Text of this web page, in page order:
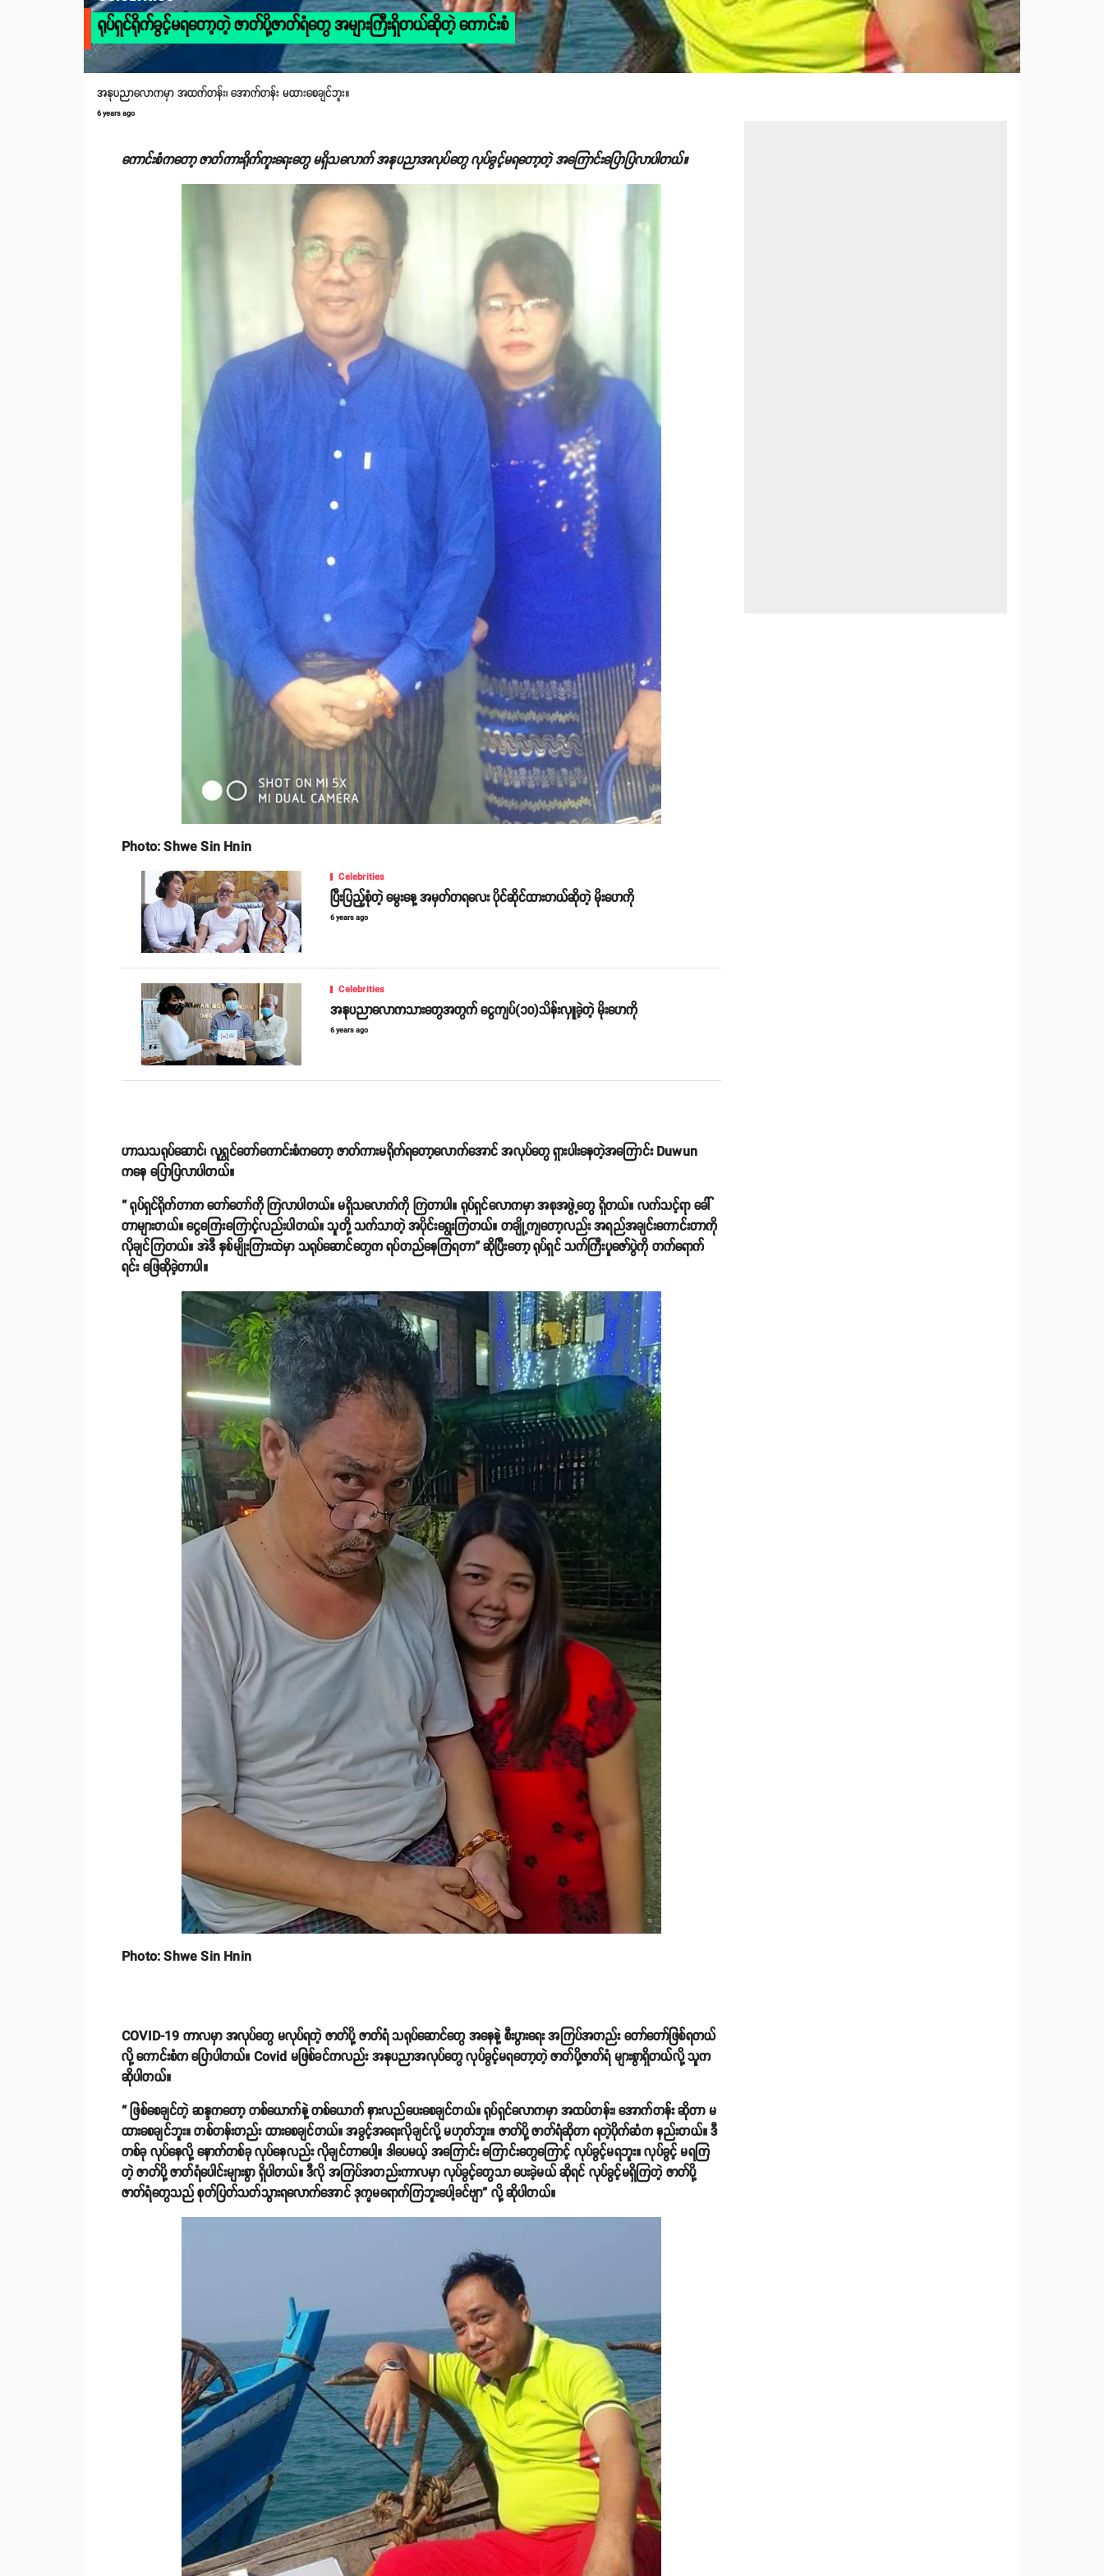
ရုပ်ရှင်ရိုက်ခွင့်မရတော့တဲ့ ဇာတ်ပို့ဇာတ်ရံတွေ အများကြီးရှိတယ်ဆိုတဲ့ ကောင်းစံ
အနုပညာလောကမှာ အထက်တန်း၊ အောက်တန်း မထားစေချင်ဘူး။
6 years ago
ကောင်းစံကတော့ ဇာတ်ကားရိုက်ကူးရေးတွေ မရှိသလောက် အနုပညာအလုပ်တွေ လုပ်ခွင့်မရတော့တဲ့ အကြောင်းပြောပြလာပါတယ်။
Photo: Shwe Sin Hnin
Celebrities
ပြီးပြည့်စုံတဲ့ မွေးနေ့ အမှတ်တရလေး ပိုင်ဆိုင်ထားတယ်ဆိုတဲ့ မိုးဟေကို
6 years ago
Celebrities
အနုပညာလောကသားတွေအတွက် ငွေကျပ်(၁၀)သိန်းလှူခဲ့တဲ့ မိုးဟေကို
6 years ago
ဟာသသရုပ်ဆောင်၊ လူရွှင်တော်ကောင်းစံကတော့ ဇာတ်ကားမရိုက်ရတော့လောက်အောင် အလုပ်တွေ ရှားပါးနေတဲ့အကြောင်း Duwun
ကနေ ပြောပြလာပါတယ်။
“ ရုပ်ရှင်ရိုက်တာက တော်တော်ကို ကြဲလာပါတယ်။ မရှိသလောက်ကို ကြဲတာပါ။ ရုပ်ရှင်လောကမှာ အစုအဖွဲ့တွေ ရှိတယ်။ လက်သင့်ရာ ခေါ်
တာများတယ်။ ငွေကြေးကြောင့်လည်းပါတယ်။ သူတို့ သက်သာတဲ့ အပိုင်းရွေးကြတယ်။ တချို့ကျတော့လည်း အရည်အချင်းကောင်းတာကို
လိုချင်ကြတယ်။ အဲဒီ နှစ်မျိုးကြားထဲမှာ သရုပ်ဆောင်တွေက ရပ်တည်နေကြရတာ” ဆိုပြီးတော့ ရုပ်ရှင် သက်ကြီးပူဇော်ပွဲကို တက်ရောက်
ရင်း ဖြေဆိုခဲ့တာပါ။
Photo: Shwe Sin Hnin
COVID-19 ကာလမှာ အလုပ်တွေ မလုပ်ရတဲ့ ဇာတ်ပို့ ဇာတ်ရံ သရုပ်ဆောင်တွေ အနေနဲ့ စီးပွားရေး အကြပ်အတည်း တော်တော်ဖြစ်ရတယ်
လို့ ကောင်းစံက ပြောပါတယ်။ Covid မဖြစ်ခင်ကလည်း အနုပညာအလုပ်တွေ လုပ်ခွင့်မရတော့တဲ့ ဇာတ်ပို့ဇာတ်ရံ များစွာရှိတယ်လို့ သူက
ဆိုပါတယ်။
“ ဖြစ်စေချင်တဲ့ ဆန္ဒကတော့ တစ်ယောက်နဲ့ တစ်ယောက် နားလည်ပေးစေချင်တယ်။ ရုပ်ရှင်လောကမှာ အထပ်တန်း၊ အောက်တန်း ဆိုတာ မ
ထားစေချင်ဘူး။ တစ်တန်းတည်း ထားစေချင်တယ်။ အခွင့်အရေးလိုချင်လို့ မဟုတ်ဘူး။ ဇာတ်ပို့ ဇာတ်ရံဆိုတာ ရတဲ့ပိုက်ဆံက နည်းတယ်။ ဒီ
တစ်ခု လုပ်နေလို့ နောက်တစ်ခု လုပ်နေလည်း လိုချင်တာပေါ့။ ဒါပေမယ့် အကြောင်း ကြောင်းတွေကြောင့် လုပ်ခွင့်မရဘူး။ လုပ်ခွင့် မရကြ
တဲ့ ဇာတ်ပို့ ဇာတ်ရံပေါင်းများစွာ ရှိပါတယ်။ ဒီလို အကြပ်အတည်းကာလမှာ လုပ်ခွင့်တွေသာ ပေးခဲ့မယ် ဆိုရင် လုပ်ခွင့်မရှိကြတဲ့ ဇာတ်ပို့
ဇာတ်ရံတွေသည် စုတ်ပြတ်သတ်သွားရလောက်အောင် ဒုက္ခမရောက်ကြဘူးပေါ့ခင်ဗျာ” လို့ ဆိုပါတယ်။